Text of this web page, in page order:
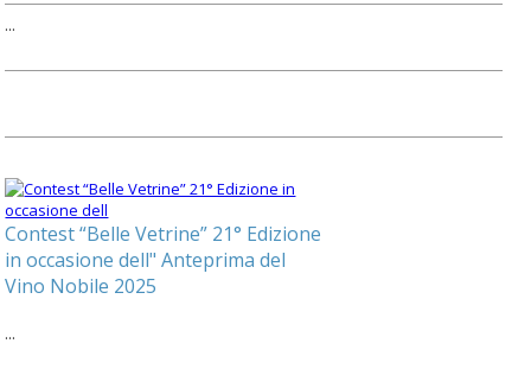
...
Contest “Belle Vetrine” 21° Edizione
in occasione dell" Anteprima del
Vino Nobile 2025
...